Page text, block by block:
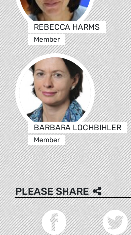
REBECCA HARMS
Member
BARBARA LOCHBIHLER
Member
PLEASE SHARE